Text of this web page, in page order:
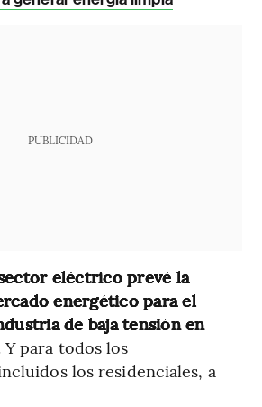
PUBLICIDAD
eléctrico prevé la
energético para el
de baja tensión en
Y para todos los
los residenciales, a